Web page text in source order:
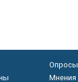
Опросы
Мнения